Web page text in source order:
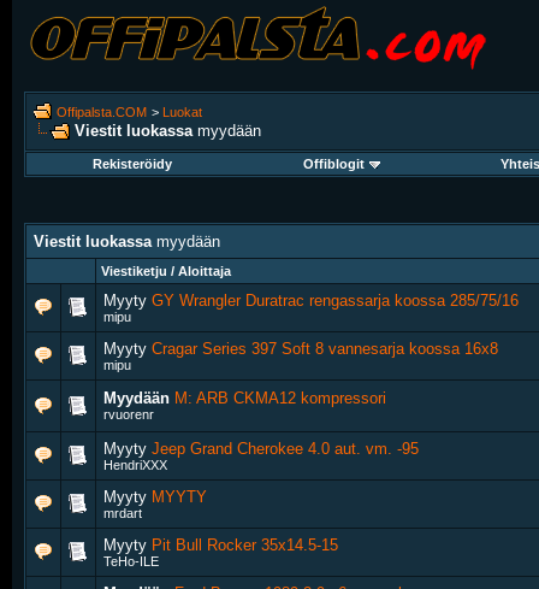
Offipalsta.COM > Luokat
Viestit luokassa myydään
Rekisteröidy Offiblogit
Viestit luokassa myydään
Viestiketju / Aloittaja
Myyty GY Wrangler Duratrac rengassarja koossa 285/75/16
mipu
Myyty Cragar Series 397 Soft 8 vannesarja koossa 16x8
mipu
Myydään M: ARB CKMA12 kompressori
rvuorenr
Myyty Jeep Grand Cherokee 4.0 aut. vm. -95
HendriXXX
Myyty MYYTY
mrdart
Myyty Pit Bull Rocker 35x14.5-15
TeHo-ILE